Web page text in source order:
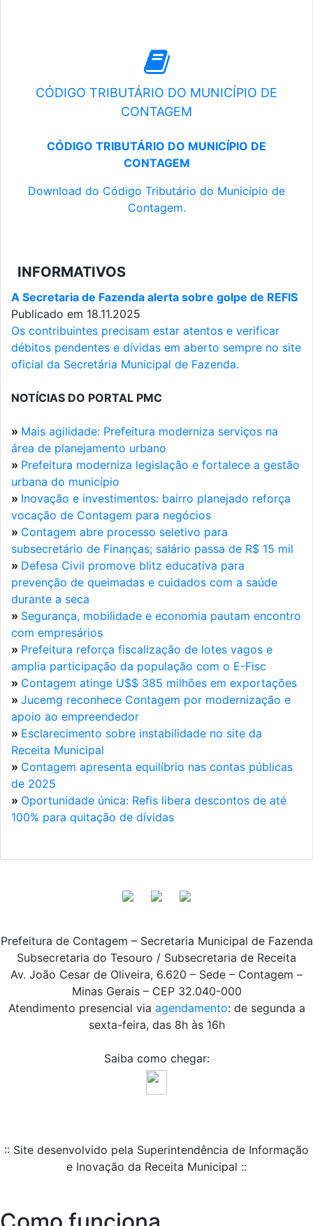
CÓDIGO TRIBUTÁRIO DO MUNICÍPIO DE
CONTAGEM
CÓDIGO TRIBUTÁRIO DO MUNICÍPIO DE
CONTAGEM
Download do Código Tributário do Município de
Contagem.
INFORMATIVOS
A Secretaria de Fazenda alerta sobre golpe de REFIS
Publicado em 18.11.2025
Os contribuintes precisam estar atentos e verificar
débitos pendentes e dívidas em aberto sempre no site
oficial da Secretária Municipal de Fazenda.
NOTÍCIAS DO PORTAL PMC
» Mais agilidade: Prefeitura moderniza serviços na
área de planejamento urbano
» Prefeitura moderniza legislação e fortalece a gestão
urbana do município
» Inovação e investimentos: bairro planejado reforça
vocação de Contagem para negócios
» Contagem abre processo seletivo para
subsecretário de Finanças; salário passa de R$ 15 mil
» Defesa Civil promove blitz educativa para
prevenção de queimadas e cuidados com a saúde
durante a seca
» Segurança, mobilidade e economia pautam encontro
com empresários
» Prefeitura reforça fiscalização de lotes vagos e
amplia participação da população com o E-Fisc
» Contagem atinge U$$ 385 milhões em exportações
» Jucemg reconhece Contagem por modernização e
apoio ao empreendedor
» Esclarecimento sobre instabilidade no site da
Receita Municipal
» Contagem apresenta equilíbrio nas contas públicas
de 2025
» Oportunidade única: Refis libera descontos de até
100% para quitação de dívidas
Prefeitura de Contagem – Secretaria Municipal de Fazenda
Subsecretaria do Tesouro / Subsecretaria de Receita
Av. João Cesar de Oliveira, 6.620 – Sede – Contagem –
Minas Gerais – CEP 32.040-000
Atendimento presencial via agendamento: de segunda a
sexta-feira, das 8h às 16h
Saiba como chegar:
:: Site desenvolvido pela Superintendência de Informação
e Inovação da Receita Municipal ::